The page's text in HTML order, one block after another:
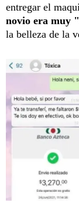
entregar el
novio era muy
la belleza de la